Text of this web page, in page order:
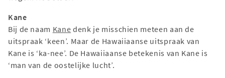
Kane
Bij de naam Kane denk je misschien meteen aan de
uitspraak ‘keen’. Maar de Hawaiiaanse uitspraak van
Kane is ‘ka-nee’. De Hawaiiaanse betekenis van Kane is
‘man van de oostelijke lucht’.